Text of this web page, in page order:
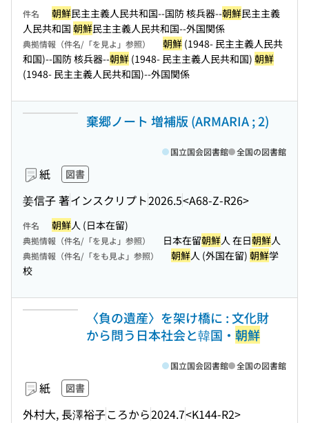
件名 朝鮮民主主義人民共和国--国防 核兵器--朝鮮民主主義
人民共和国 朝鮮民主主義人民共和国--外国関係
典拠情報（件名/「を見よ」参照） 朝鮮 (1948- 民主主義人民共
和国)--国防 核兵器--朝鮮 (1948- 民主主義人民共和国) 朝鮮
(1948- 民主主義人民共和国)--外国関係
棄郷ノート 増補版 (ARMARIA ; 2)
紙 図書
姜信子 著インスクリプト2026.5<A68-Z-R26>
国立国会図書館 全国の図書館
件名 朝鮮人 (日本在留)
典拠情報（件名/「を見よ」参照） 日本在留朝鮮人 在日朝鮮人
典拠情報（件名/「をも見よ」参照） 朝鮮人 (外国在留) 朝鮮学
校
〈負の遺産〉を架け橋に : 文化財
から問う日本社会と韓国・ 朝鮮
紙 図書
外村大, 長澤裕子ころから2024.7<K144-R2>
国立国会図書館 全国の図書館